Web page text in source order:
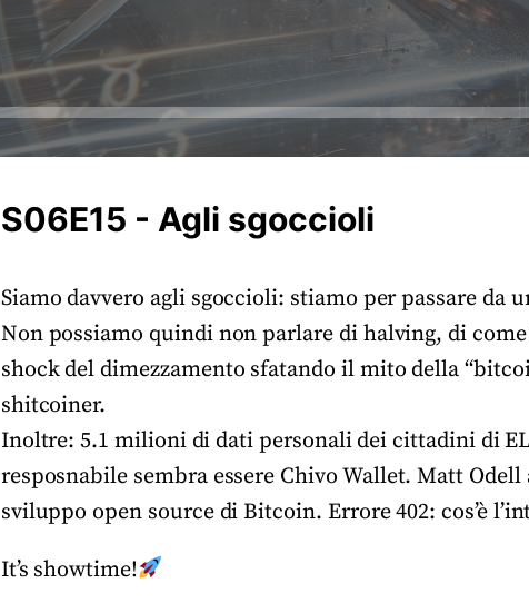
S06E15 - Agli sgoccioli
Siamo davvero agli sgoccioli: stiamo per passare da
Non possiamo quindi non parlare di halving, di
shock del dimezzamento sfatando il mito della
shitcoiner.
Inoltre: 5.1 milioni di dati personali dei cittadini di
resposnabile sembra essere Chivo Wallet. Matt
sviluppo open source di Bitcoin. Errore 402: cos’è
It’s showtime!